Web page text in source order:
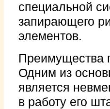
специальной
запирающего
элементов.
Преимущества
Одним из
является
в работу его